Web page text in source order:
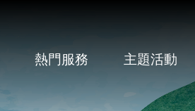
熱門服務 主題活動